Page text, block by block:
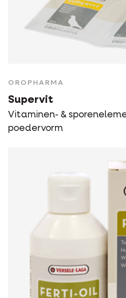
OROPHARMA
Supervit
Vitaminen- &
poedervorm